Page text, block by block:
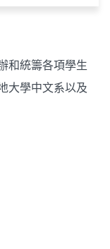
和統籌各項學生
大學中文系以及